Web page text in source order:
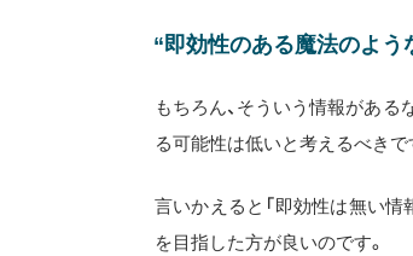
“即効性のある魔法のよう
もちろん、そういう情報があ
る可能性は低いと考えるべきで
言いかえると「即効性は無い情
を目指した方が良いのです。